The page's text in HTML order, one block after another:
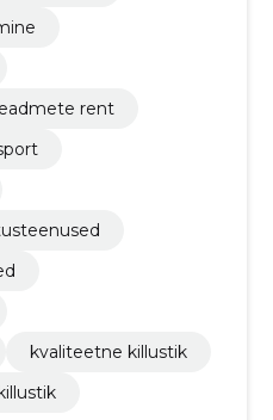
rent
kvaliteetne killustik